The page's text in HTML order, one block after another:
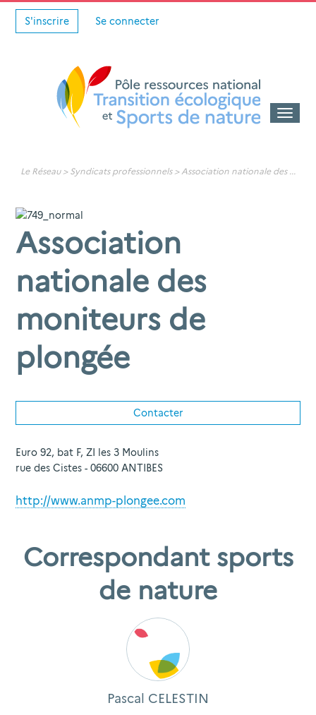
S'inscrire Se connecter
Toggle
Le Réseau > Syndicats professionnels> Association nationale des...
Association
nationale des
moniteurs de
plongée
Contacter
Euro 92, bat F, ZI les 3 Moulins
rue des Cistes - 06600 ANTIBES
http://www.anmp-plongee.com
Correspondant sports
de nature
Pascal CELESTIN